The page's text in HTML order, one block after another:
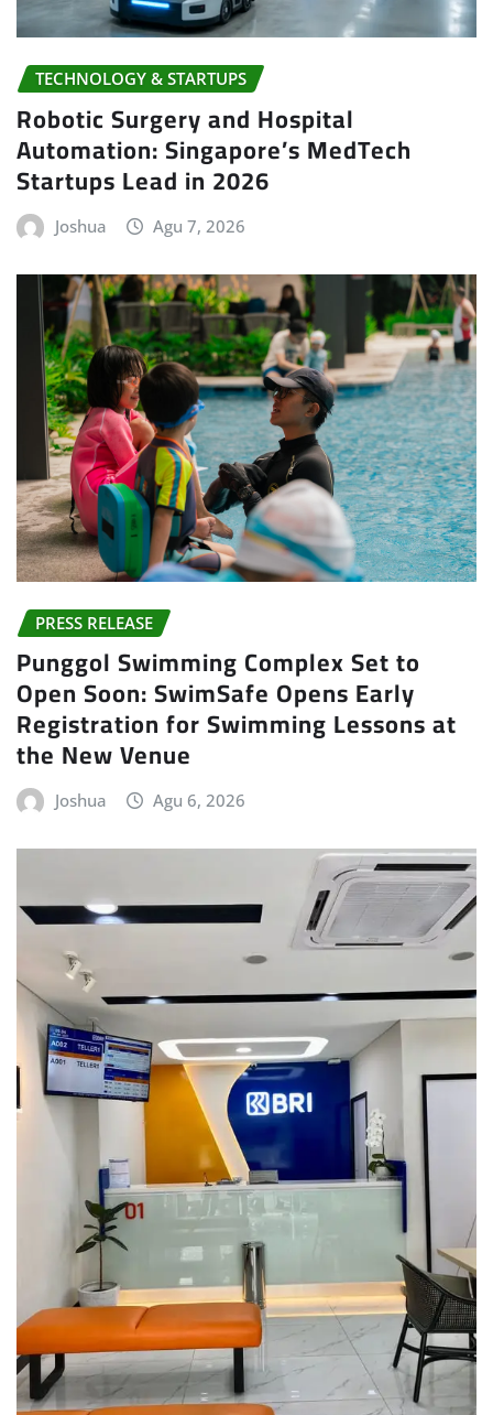
TECHNOLOGY & STARTUPS
Robotic Surgery and Hospital
Automation: Singapore’s MedTech
Startups Lead in 2026
Joshua Agu 7, 2026
PRESS RELEASE
Punggol Swimming Complex Set to
Open Soon: SwimSafe Opens Early
Registration for Swimming Lessons at
the New Venue
Joshua Agu 6, 2026